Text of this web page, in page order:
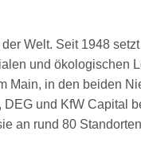
Welt. Seit 1948
und ökologischen
Main, in den beiden
und KfW Capital
an rund 80